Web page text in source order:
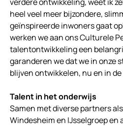
heel veel meer bijzondere,
geïnspireerde inwoners gaat
werken we aan ons Culturele
talentontwikkeling een
garanderen we dat we in onze
blijven ontwikkelen, nu en in
Talent in het onderwijs
Samen met diverse partners
Windesheim en IJsselgroep